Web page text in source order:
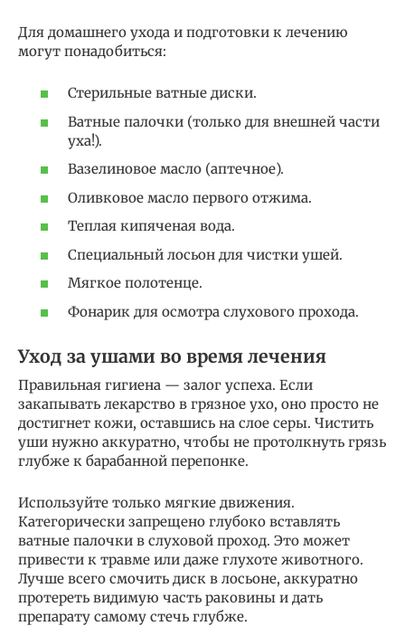
Для домашнего ухода и подготовки к лечению
могут понадобиться:
Стерильные ватные диски.
Ватные палочки (только для внешней части
уха!).
Вазелиновое масло (аптечное).
Оливковое масло первого отжима.
Теплая кипяченая вода.
Специальный лосьон для чистки ушей.
Мягкое полотенце.
Фонарик для осмотра слухового прохода.
Уход за ушами во время лечения
Правильная гигиена — залог успеха. Если
закапывать лекарство в грязное ухо, оно просто не
достигнет кожи, оставшись на слое серы. Чистить
уши нужно аккуратно, чтобы не протолкнуть грязь
глубже к барабанной перепонке.
Используйте только мягкие движения.
Категорически запрещено глубоко вставлять
ватные палочки в слуховой проход. Это может
привести к травме или даже глухоте животного.
Лучше всего смочить диск в лосьоне, аккуратно
протереть видимую часть раковины и дать
препарату самому стечь глубже.